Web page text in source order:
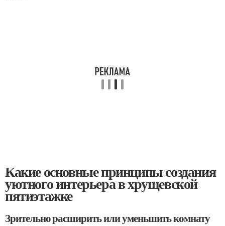
Какие основные принципы создания
уютного интерьера в хрущевской
пятиэтажке
Зрительно расширить или уменьшить комнату